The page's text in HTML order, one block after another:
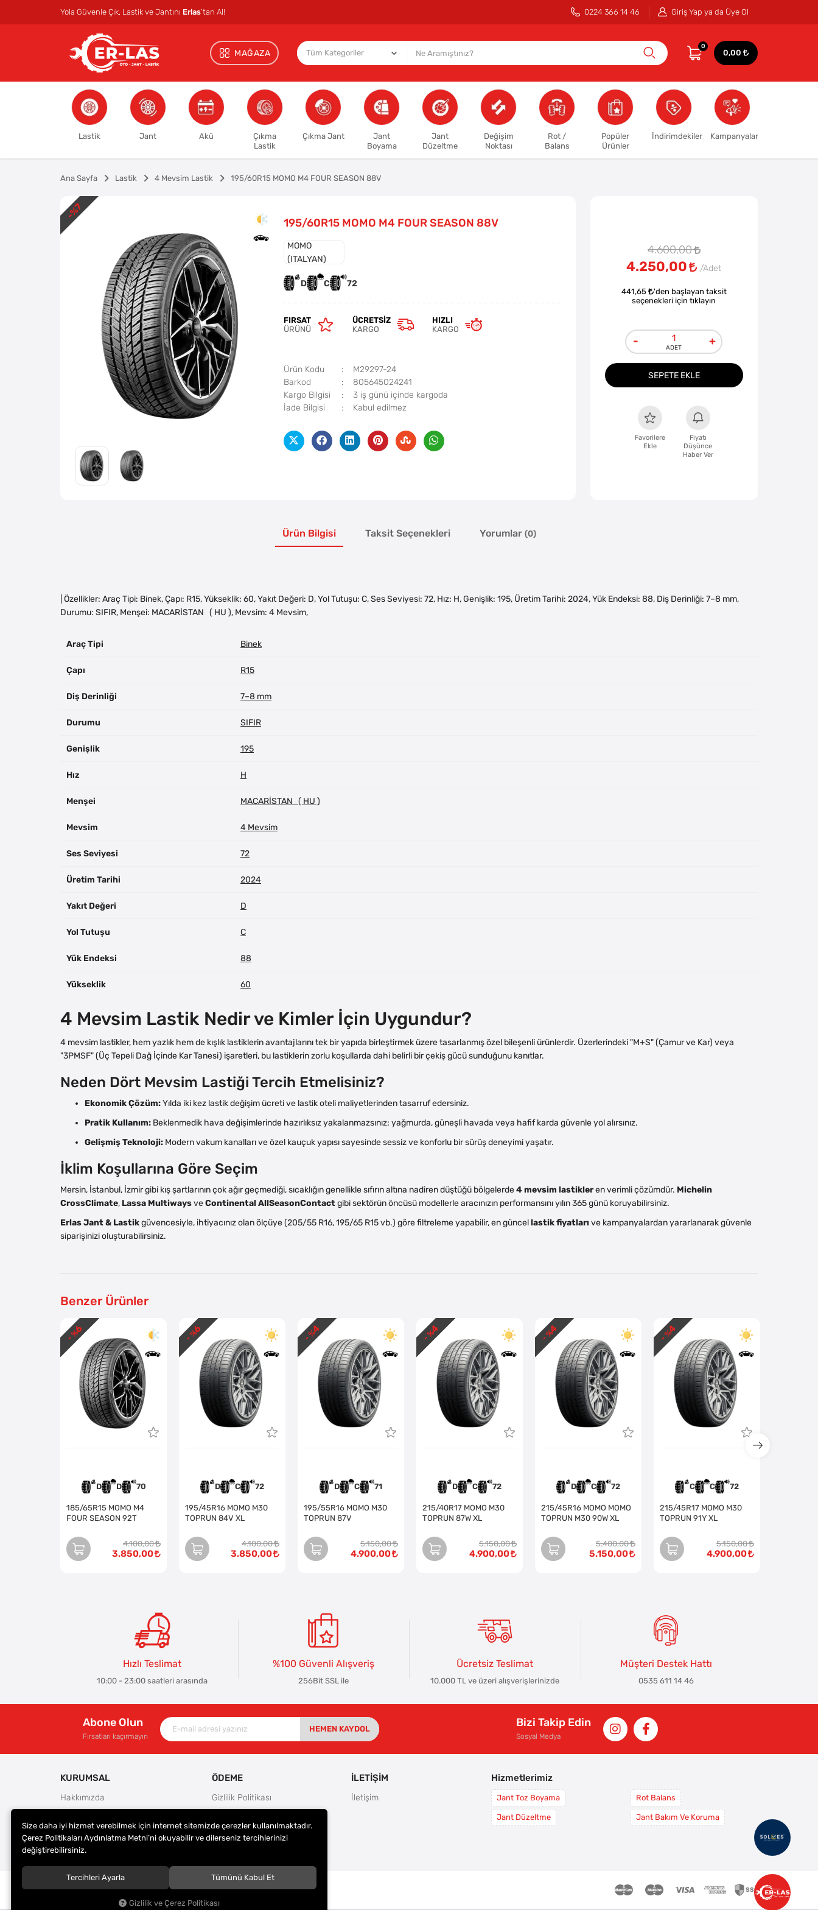
Yola Güvenle Çık, Lastik ve Jantını Erlas’tan Al! 0224 366 14 46 Giriş Yap ya da Üye Ol
MAĞAZA
0
0,00
Lastik Jant Akü
Çıkma
Lastik
Çıkma Jant
Jant
Boyama
Jant
Düzeltme
Değişim
Noktası
Rot /
Balans
Popüler
Ürünler
İndirimdekiler Kampanyalar
Ana Sayfa Lastik 4 Mevsim Lastik 195/60R15 MOMO M4 FOUR SEASON 88V
195/60R15 MOMO M4 FOUR SEASON 88V
MOMO
(ITALYAN)
D C 72
FIRSAT
ÜRÜNÜ
ÜCRETSIZ
KARGO
HIZLI
KARGO
Ürün Kodu
M29297-24
Barkod
805645024241
Kargo Bilgisi
3 iş günü içinde kargoda
İade Bilgisi
4.600,00
-
%7
4.250,00
441,65
'den başlayan taksit
seçenekleri için tıklayın
- +
SEPETE EKLE
Favorilere
Ekle
Fiyatı
Düşünce
Haber Ver
Ürün Bilgisi Taksit Seçenekleri Yorumlar (0)
| Özellikler: Araç Tipi: Binek, Çapı: R15, Yükseklik: 60, Yakıt Değeri: D, Yol Tutuşu: C, Ses Seviyesi: 72, Hız: H, Genişlik: 195, Üretim Tarihi: 2024, Yük Endeksi: 88, Diş Derinliği: 7–8 mm,
Durumu: SIFIR, Menşei: MACARİSTAN ( HU ), Mevsim: 4 Mevsim,
Araç Tipi Binek
Çapı R15
Diş Derinliği 7–8 mm
Durumu SIFIR
Genişlik 195
Hız H
Menşei MACARİSTAN ( HU )
Mevsim 4 Mevsim
Ses Seviyesi 72
Üretim Tarihi 2024
Yakıt Değeri D
Yol Tutuşu C
Yük Endeksi 88
Yükseklik 60
4 Mevsim Lastik Nedir ve Kimler İçin Uygundur?
4 mevsim lastikler, hem yazlık hem de kışlık lastiklerin avantajlarını tek bir yapıda birleştirmek üzere tasarlanmış özel bileşenli ürünlerdir. Üzerlerindeki "M+S" (Çamur ve Kar) veya
"3PMSF" (Üç Tepeli Dağ İçinde Kar Tanesi) işaretleri, bu lastiklerin zorlu koşullarda dahi belirli bir çekiş gücü sunduğunu kanıtlar.
Neden Dört Mevsim Lastiği Tercih Etmelisiniz?
Ekonomik Çözüm:Yılda iki kez lastik değişim ücreti ve lastik oteli maliyetlerinden tasarruf edersiniz.
Pratik Kullanım: Beklenmedik hava değişimlerinde hazırlıksız yakalanmazsınız; yağmurda, güneşli havada veya hafif karda güvenle yol alırsınız.
Gelişmiş Teknoloji: Modern vakum kanalları ve özel kauçuk yapısı sayesinde sessiz ve konforlu bir sürüş deneyimi yaşatır.
İklim Koşullarına Göre Seçim
Mersin, İstanbul, İzmir gibi kış şartlarının çok ağır geçmediği, sıcaklığın genellikle sıfırın altına nadiren düştüğü bölgelerde4 mevsim lastikleren verimli çözümdür. Michelin
CrossClimate, Lassa MultiwaysveContinental AllSeasonContactgibi sektörün öncüsü modellerle aracınızın performansını yılın 365 günü koruyabilirsiniz.
Erlas Jant & Lastikgüvencesiyle, ihtiyacınız olan ölçüye (205/55 R16, 195/65 R15 vb.) göre filtreleme yapabilir, en güncellastik fiyatlarıve kampanyalardan yararlanarak güvenle
siparişinizi oluşturabilirsiniz.
Benzer Ürünler
D D 70
185/65R15 MOMO M4
FOUR SEASON 92T
4.100,00
3.850,00
- %
6
D C 72
195/45R16 MOMO M30
TOPRUN 84V XL
4.100,00
3.850,00
- %
6
D C 71
195/55R16 MOMO M30
TOPRUN 87V
5.150,00
4.900,00
- %
4
D C 72
215/40R17 MOMO M30
TOPRUN 87W XL
5.150,00
4.900,00
- %
4
D C 72
215/45R16 MOMO MOMO
TOPRUN M30 90W XL
5.400,00
5.150,00
- %
4
C C 72
215/45R17 MOMO M30
TOPRUN 91Y XL
5.150,00
4.900,00
- %
4
Hızlı Teslimat
10:00 - 23:00 saatleri arasında
%100 Güvenli Alışveriş
256Bit SSL ile
Ücretsiz Teslimat
10.000 TL ve üzeri alışverişlerinizde
Müşteri Destek Hattı
0535 611 14 46
Abone Olun
Fırsatları kaçırmayın
HEMEN KAYDOL
Bizi Takip Edin
Sosyal Medya
KURUMSAL
Hakkımızda
Teslimat ve İade Şartları
Kargo Seçenekleri
ÖDEME
Gizlilik Politikası
Ödeme Seçenekleri
İLETİŞİM
İletişim
Hizmetlerimiz
Jant Toz Boyama
Jant Düzeltme
Rot Balans
Jant Bakım Ve Koruma
ER-LAS Oto Jant ve Lastik - Yunus ULAŞ
Size daha iyi hizmet verebilmek için internet sitemizde çerezler kullanılmaktadır.
Çerez Politikaları Aydınlatma Metni’ni okuyabilir ve dilerseniz tercihlerinizi
değiştirebilirsiniz.
Tercihleri Ayarla Tümünü Kabul Et
Gizlilik ve Çerez Politikası